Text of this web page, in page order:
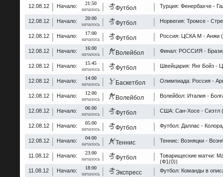
12.08.12 Начало:
21:50
началось
Футбол Турция: Фенербахче -
12.08.12 Начало:
20:00
началось
Футбол Норвегия: Тромсе -
12.08.12 Начало:
17:00
началось
Футбол Россия: ЦСКА М - Анжи
12.08.12 Начало:
16:00
началось
Волейбол Финал: РОССИЯ -
12.08.12 Начало:
15:45
началось
Футбол Швейцария: Янг Бойз -
12.08.12 Начало:
14:00
началось
Баскетбол Олимпиада: Россия -
12.08.12 Начало:
12:00
началось
Волейбол Волейбол: Италия -
12.08.12 Начало:
06:00
началось
Футбол США: Сан-Хосе - Сиэтл
12.08.12 Начало:
05:00
началось
Футбол Футбол: Даллас -
12.08.12 Начало:
04:00
началось
Теннис Теннис: Возняцки -
11.08.12 Начало:
23:00
началось
Футбол
Товарищеские матчи:
(Ф1(0))
11.08.12
Начало:
18:00
началось
Экспресс Футбол: Команды в